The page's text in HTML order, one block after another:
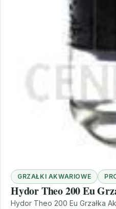
GRZAŁKI AKWARIOWE
Hydor Theo 200 Eu
Hydor Theo 200 Eu Grzałka